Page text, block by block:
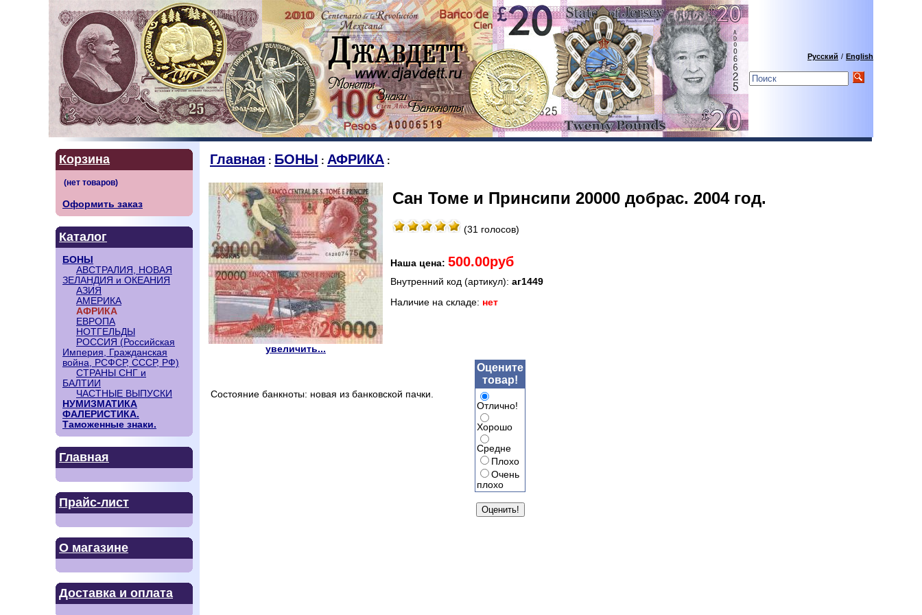
Русский / English
Корзина
Оформить заказ
Каталог
БОНЫ
АВСТРАЛИЯ, НОВАЯ
ЗЕЛАНДИЯ и ОКЕАНИЯ
АЗИЯ
АМЕРИКА
АФРИКА
ЕВРОПА
НОТГЕЛЬДЫ
РОССИЯ (Российская
Империя, Гражданская
война, РСФСР, СССР, РФ)
СТРАНЫ СНГ и
БАЛТИИ
ЧАСТНЫЕ ВЫПУСКИ
НУМИЗМАТИКА
ФАЛЕРИСТИКА.
Таможенные знаки.
Главная
Прайс-лист
О магазине
Доставка и оплата
Главная : БОНЫ : АФРИКА :
увеличить...
Сан Томе и Принсипи 20000 добрас. 2004 год.
(31 голосов)
Наша цена: 500.00руб
Внутренний код (артикул): аг1449
Наличие на складе: нет
Состояние банкноты: новая из банковской пачки.
Оцените
товар!
Отлично!
Хорошо
Средне
Плохо
Очень
плохо